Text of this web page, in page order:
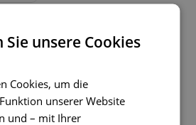
Sie unsere Cookies
Cookies, um die
unserer Website
und – mit Ihrer